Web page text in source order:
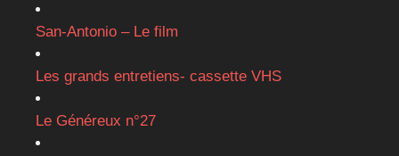
San-Antonio – Le film
Les grands entretiens- cassette VHS
Le Généreux n°27